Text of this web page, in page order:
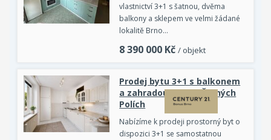
vlastnictví 3+1 s šatnou, dvěma
balkony a sklepem ve velmi žádané
lokalitě Brno…
8 390 000 Kč / objekt
Prodej bytu 3+1 s balkonem
a zahradou v Brně-Černých
Polích
Nabízíme k prodeji prostorný byt o
dispozici 3+1 se samostatnou